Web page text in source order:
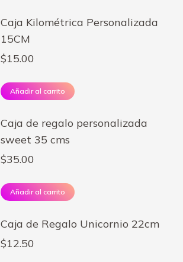
Caja Kilométrica Personalizada
15CM
$15.00
Añadir al carrito
Caja de regalo personalizada
sweet 35 cms
$35.00
Añadir al carrito
Caja de Regalo Unicornio 22cm
$12.50